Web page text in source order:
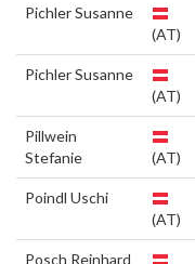
Pichler Susanne
(AT)
Pichler Susanne
(AT)
Pillwein
Stefanie
(AT)
Poindl Uschi
(AT)
Posch Reinhard